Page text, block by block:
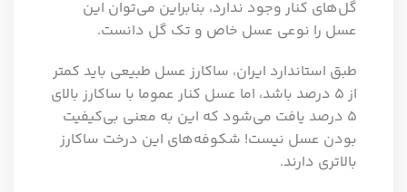
گل‌های کنار وجود ندارد، بنابراین می‌توان این
عسل را نوعی عسل خاص و تک گل دانست.
طبق استاندارد ایران، ساکارز عسل طبیعی باید کمتر
از 5 درصد باشد، اما عسل کنار عموما با ساکارز بالای
5 درصد یافت می‌شود که این به معنی بی‌کیفیت
بودن عسل نیست! شکوفه‌های این درخت ساکارز
بالاتری دارند.